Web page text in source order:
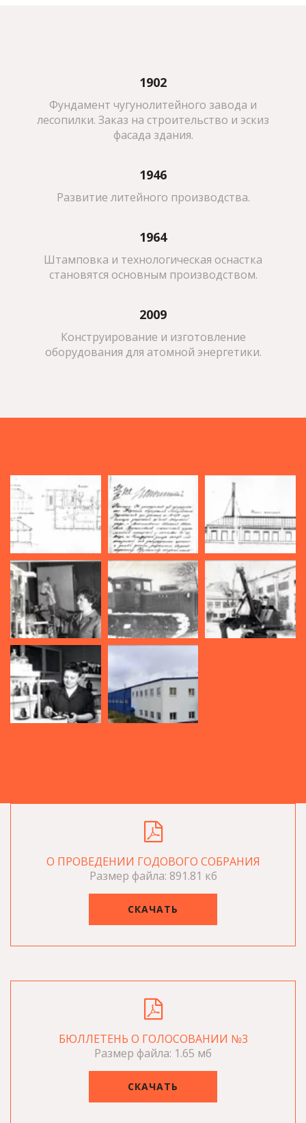
1902
Фундамент чугунолитейного завода и
лесопилки. Заказ на строительство и эскиз
фасада здания.
1946
Развитие литейного производства.
1964
Штамповка и технологическая оснастка
становятся основным производством.
2009
Конструирование и изготовление
оборудования для атомной энергетики.
О ПРОВЕДЕНИИ ГОДОВОГО СОБРАНИЯ
Размер файла: 891.81 кб
СКАЧАТЬ
БЮЛЛЕТЕНЬ О ГОЛОСОВАНИИ №3
Размер файла: 1.65 мб
СКАЧАТЬ